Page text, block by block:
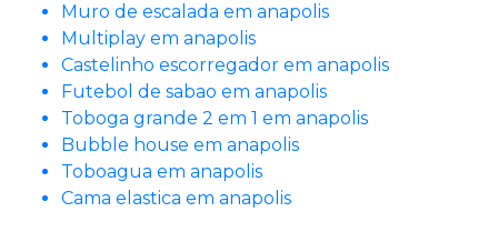
Muro de escalada em anapolis
Multiplay em anapolis
Castelinho escorregador em anapolis
Futebol de sabao em anapolis
Toboga grande 2 em 1 em anapolis
Bubble house em anapolis
Toboagua em anapolis
Cama elastica em anapolis